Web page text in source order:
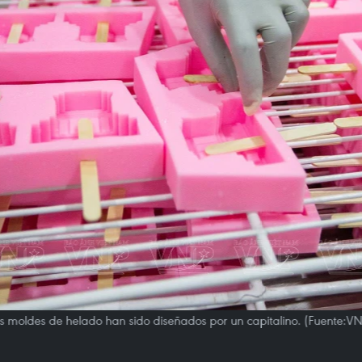
moldes de helado han sido diseñados por un capitalino.